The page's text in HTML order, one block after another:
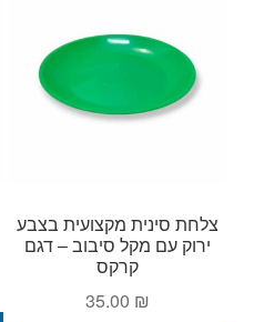
צלחת סינית מקצועית בצבע
ירוק עם מקל סיבוב – דגם
קרקס
35.00 ₪